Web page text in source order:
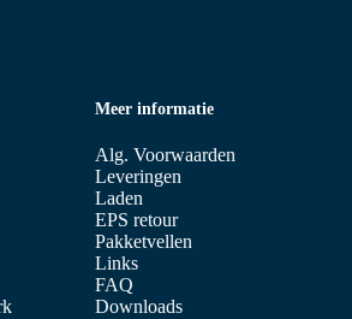
Meer informatie
Alg. Voorwaarden
Leveringen
Laden
EPS retour
Pakketvellen
Links
FAQ
Downloads